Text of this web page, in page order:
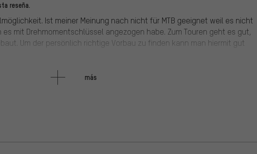
reseña.
Ist meiner Meinung nach nicht für MTB geeignet weil es nicht
mit Drehmomentschlüssel angezogen habe. Zum Touren geht es gut,
Um der persönlich richtige Vorbau zu finden kann man hiermit gut
más